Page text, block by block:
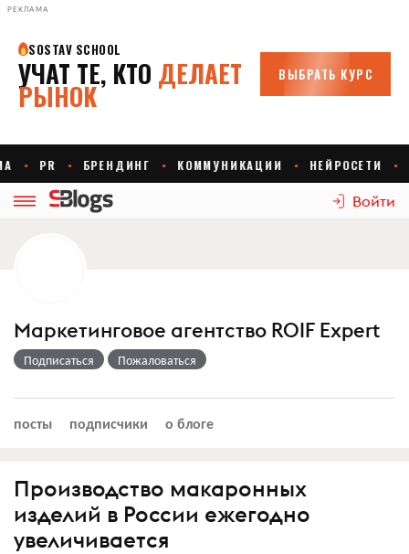
РЕКЛАМА
Войти
Маркетинговое агентство ROIF Expert
Подписаться Пожаловаться
посты подписчики о блоге
Производство макаронных
изделий в России ежегодно
увеличивается